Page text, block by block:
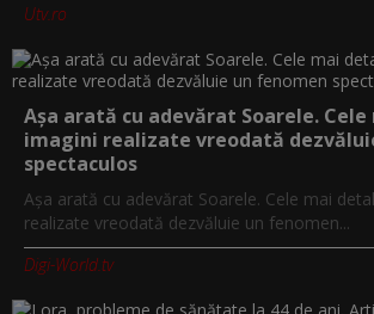
Utv.ro
Așa arată cu adevărat Soarele.
imagini realizate vreodată
spectaculos
Așa arată cu adevărat Soarele. Cele mai
realizate vreodată dezvăluie un fenomen...
Digi-World.tv